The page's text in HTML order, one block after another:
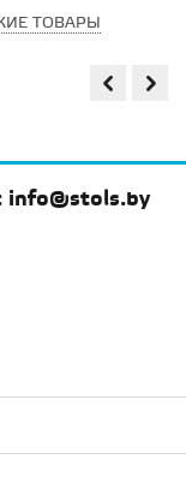
ТОВАРЫ
info@stols.by